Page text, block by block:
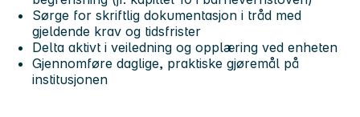
Sørge for skriftlig dokumentasjon i tråd med
gjeldende krav og tidsfrister
Delta aktivt i veiledning og opplæring ved enheten
Gjennomføre daglige, praktiske gjøremål på
institusjonen